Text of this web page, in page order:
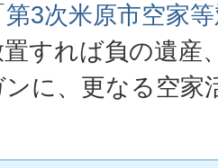
第3次米原市空家
すれば負の遺産
に、更なる空家